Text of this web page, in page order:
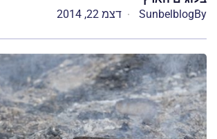
By
Sunbelblog דצמ 22, 2014